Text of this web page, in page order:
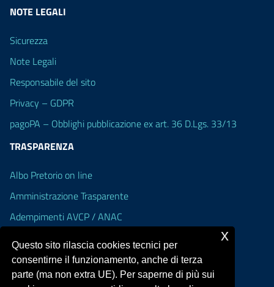
NOTE LEGALI
Sicurezza
Note Legali
Responsabile del sito
Privacy – GDPR
pagoPA – Obblighi pubblicazione ex art. 36 D.Lgs. 33/13
TRASPARENZA
Albo Pretorio on line
Amministrazione Trasparente
Adempimenti AVCP / ANAC
Dichiarazione di accessibilità
Questo sito rilascia cookies tecnici per
consentirne il funzionamento, anche di terza
parte (ma non extra UE). Per saperne di più sui
x